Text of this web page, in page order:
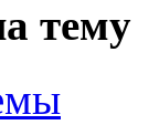
тему